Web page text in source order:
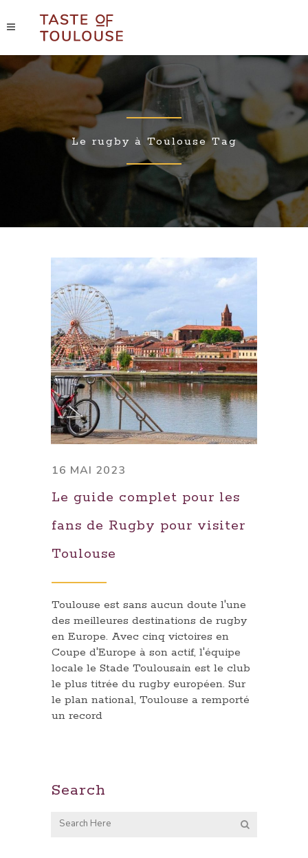
Le rugby à Toulouse Tag
16 MAI 2023
Le guide complet pour les
fans de Rugby pour visiter
Toulouse
Toulouse est sans aucun doute l'une
des meilleures destinations de rugby
en Europe. Avec cinq victoires en
Coupe d'Europe à son actif, l'équipe
locale le Stade Toulousain est le club
le plus titrée du rugby européen. Sur
le plan national, Toulouse a remporté
un record
Search